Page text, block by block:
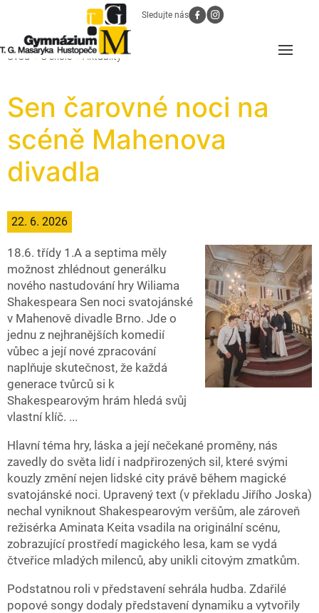
Sledujte nás
Úvod O škole Aktuality
Sen čarovné noci na
scéně Mahenova
divadla
22. 6. 2026
18.6. třídy 1.A a septima měly
možnost zhlédnout generálku
nového nastudování hry Wiliama
Shakespeara Sen noci svatojánské
v Mahenově divadle Brno. Jde o
jednu z nejhranějších komedií
vůbec a její nové zpracování
naplňuje skutečnost, že každá
generace tvůrců si k
Shakespearovým hrám hledá svůj
vlastní klíč. ...
Hlavní téma hry, láska a její nečekané proměny, nás
zavedly do světa lidí i nadpřirozených sil, které svými
kouzly změní nejen lidské city právě během magické
svatojánské noci. Upravený text (v překladu Jiřího Joska)
nechal vyniknout Shakespearovým veršům, ale zároveň
režisérka Aminata Keita vsadila na originální scénu,
zobrazující prostředí magického lesa, kam se vydá
čtveřice mladých milenců, aby unikli citovým zmatkům.
Podstatnou roli v představení sehrála hudba. Zdařilé
popové songy dodaly představení dynamiku a vytvořily